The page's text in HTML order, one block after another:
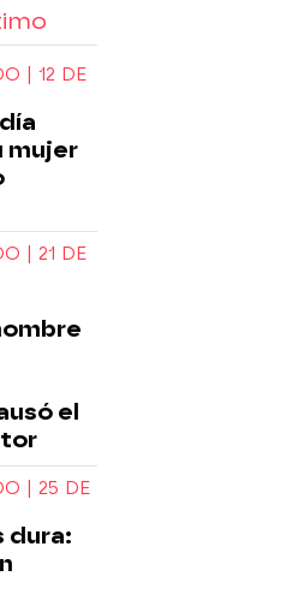
| 12 DE
mujer
| 21 DE
el
| 25 DE
dura: